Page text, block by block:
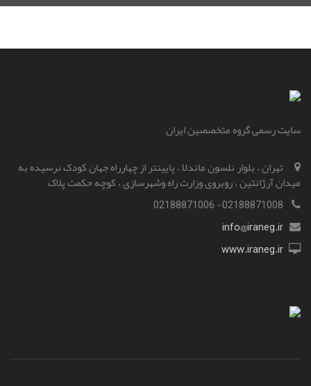
سایت رسمی گروه متخصصین ایران
تهران ، بلوار نلسون ماندلا ، پایینتر از چهارراه جهان کودک نرسیده به
میدان آرژانتین ، روبروی وزارت راه و‌شهرسازی ، کوچه حکمت پلاک
info@iraneg.ir
www.iraneg.ir